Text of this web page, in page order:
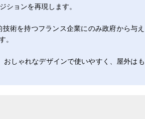
ションを再現します。
術を持つフランス企業にのみ政府から与え
。
おしゃれなデザインで使いやすく、屋外はも